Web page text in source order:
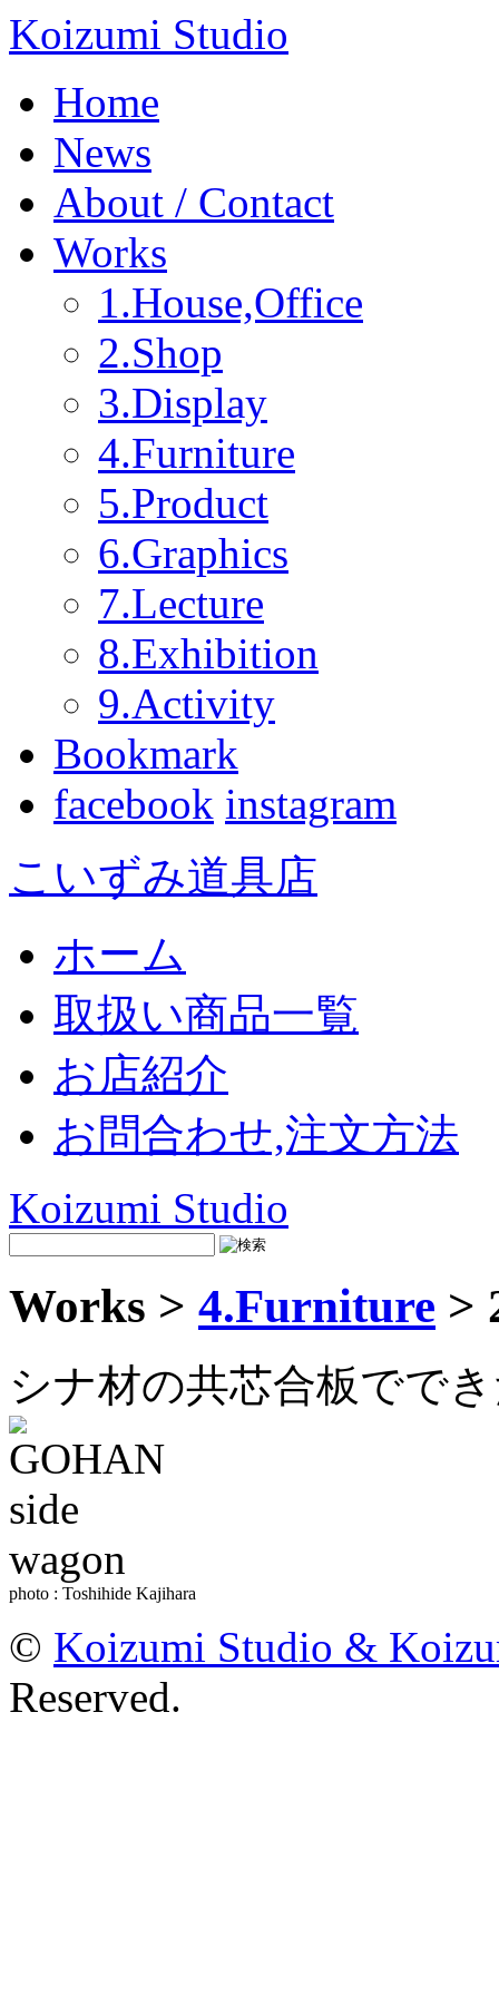
Koizumi Studio
Home
News
About / Contact
Works
1.House,Office
2.Shop
3.Display
4.Furniture
5.Product
6.Graphics
7.Lecture
8.Exhibition
9.Activity
Bookmark
facebook instagram
こいずみ道具店
ホーム
取扱い商品一覧
お店紹介
お問合わせ,注文方法
Koizumi Studio
Works > 4.Furniture >
シナ材の共芯合板でで
photo : Toshihide Kajihara
© Koizumi Studio &
Reserved.